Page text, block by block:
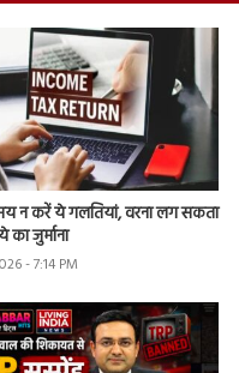
न करें ये गलतियां, वरना लग सकता
का जुर्माना
- 7:14 PM